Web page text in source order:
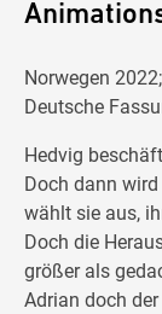
Norwegen
Deutsche
Hedvig
Doch dann
wählt sie aus,
Doch die
größer als
Adrian doch